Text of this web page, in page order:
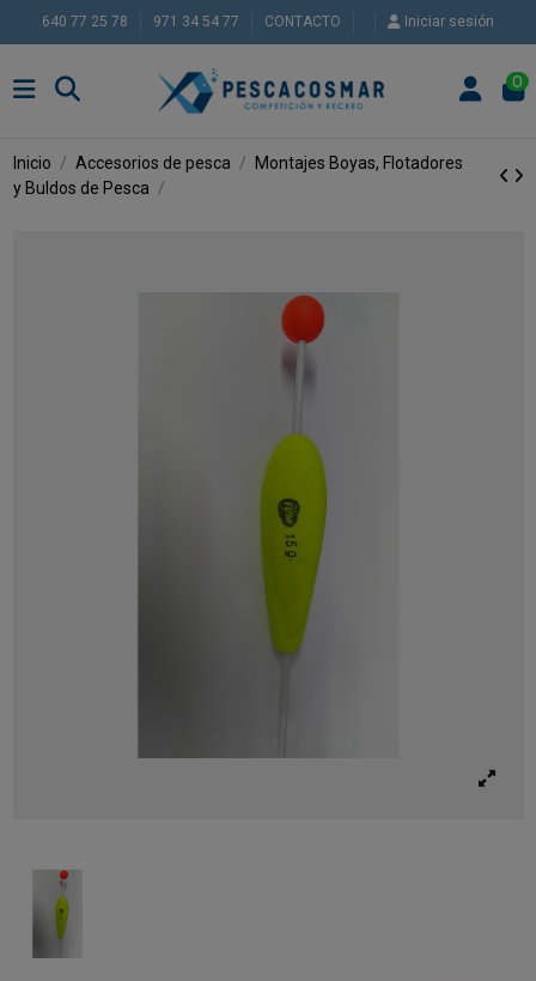
640 77 25 78 971 34 54 77 CONTACTO Iniciar sesión
0
Inicio Accesorios de pesca Montajes Boyas, Flotadores
y Buldos de Pesca